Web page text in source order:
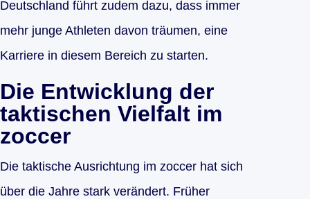
Deutschland führt zudem dazu, dass immer
mehr junge Athleten davon träumen, eine
Karriere in diesem Bereich zu starten.
Die Entwicklung der
taktischen Vielfalt im
zoccer
Die taktische Ausrichtung im zoccer hat sich
über die Jahre stark verändert. Früher